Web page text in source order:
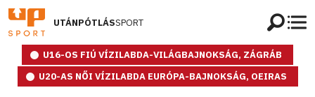
UTÁNPÓTLÁSSPORT
U16-OS FIÚ VÍZILABDA-VILÁGBAJNOKSÁG, ZÁGRÁB
U20-AS NŐI VÍZILABDA EURÓPA-BAJNOKSÁG, OEIRAS